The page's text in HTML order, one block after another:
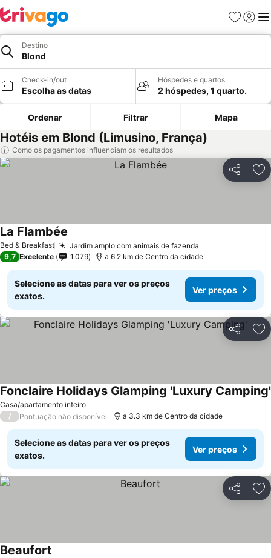
Favoritos
Iniciar
Destino
Blond
Check-in/out
Escolha as datas
Hóspedes e quartos
2 hóspedes, 1 quarto.
Ordenar Filtrar Mapa
Hotéis em Blond (Limusino, França)
Como os pagamentos influenciam os resultados
Partilhar
Bed & Breakfast Jardim amplo com animais de fazenda
La Flambée
9,7 Excelente 1.079 a 6.2 km de Centro da cidade
Selecione as datas para ver os preços
exatos.
Ver preços
Partilhar
Casa/apartamento inteiro
Fonclaire Holidays Glamping 'Luxury Camping'
/ Pontuação não disponível a 3.3 km de Centro da cidade
Selecione as datas para ver os preços
exatos.
Ver preços
Partilhar
Beaufort